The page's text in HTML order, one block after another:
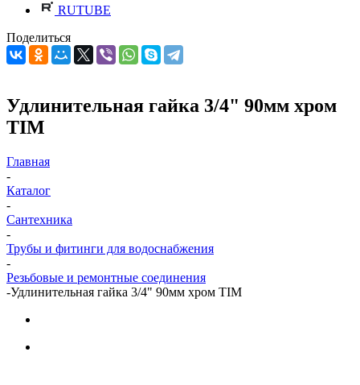
RUTUBE
Поделиться
Удлинительная гайка 3/4" 90мм хром
TIM
Главная
-
Каталог
-
Сантехника
-
Трубы и фитинги для водоснабжения
-
Резьбовые и ремонтные соединения
-Удлинительная гайка 3/4" 90мм хром TIM